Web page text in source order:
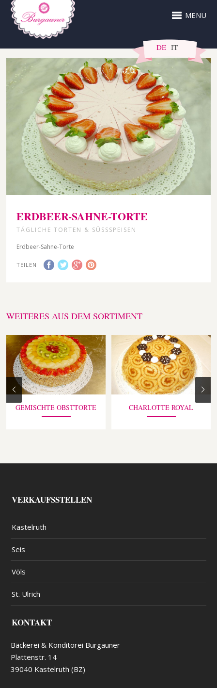
MENU
DE IT
ERDBEER-SAHNE-TORTE
TÄGLICHE TORTEN & SÜSSSPEISEN
Erdbeer-Sahne-Torte
TEILEN
WEITERES AUS DEM SORTIMENT
GEMISCHTE OBSTTORTE CHARLOTTE ROYAL
VERKAUFSSTELLEN
Kastelruth
Seis
Völs
St. Ulrich
KONTAKT
Bäckerei & Konditorei Burgauner
Plattenstr. 14
39040 Kastelruth (BZ)